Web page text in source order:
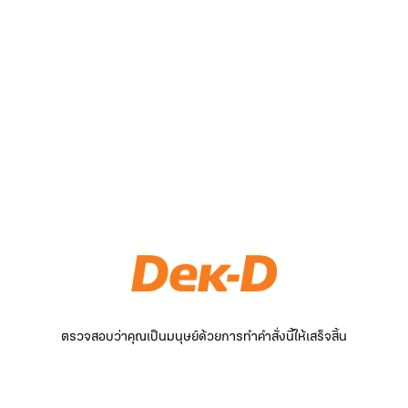
ตรวจสอบว่าคุณเป็นมนุษย์ด้วยการทำคำสั่งนี้ให้เสร็จสิ้น